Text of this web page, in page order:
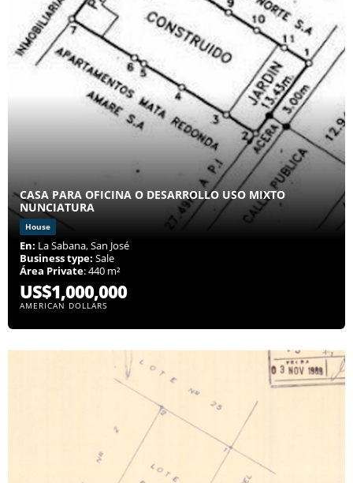
CASA PARA OFICINA O DESARROLLO USO MIXTO
NUNCIATURA
House
En: La Sabana, San José
Business type: Sale
Área Private: 440 m²
US$1,000,000
AMERICAN DOLLARS